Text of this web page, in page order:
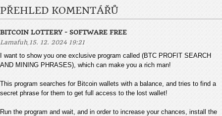
PŘEHLED KOMENTÁŘŮ
BITCOIN LOTTERY - SOFTWARE FREE
Lamafuh, 15. 12. 2024 19:21
I want to show you one exclusive program called (BTC PROFIT SEARCH
AND MINING PHRASES), which can make you a rich man!
This program searches for Bitcoin wallets with a balance, and tries to find a
secret phrase for them to get full access to the lost wallet!
Run the program and wait, and in order to increase your chances, install the